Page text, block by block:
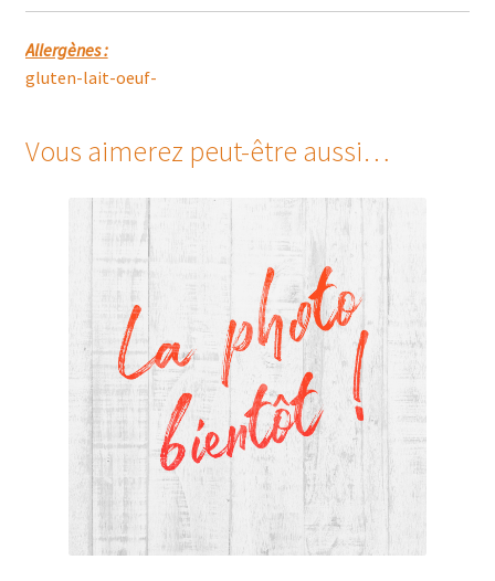
Allergènes :
gluten-lait-oeuf-
Vous aimerez peut-être aussi…